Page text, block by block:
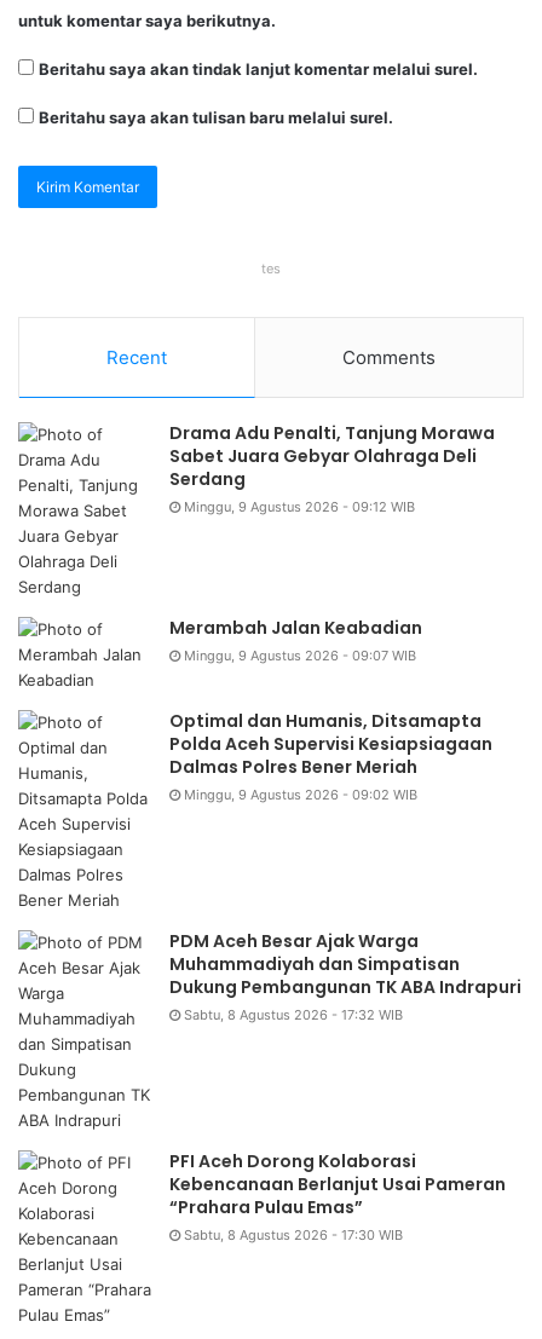
untuk komentar saya berikutnya.
Beritahu saya akan tindak lanjut komentar melalui surel.
Beritahu saya akan tulisan baru melalui surel.
tes
Recent Comments
Drama Adu Penalti, Tanjung Morawa
Sabet Juara Gebyar Olahraga Deli
Serdang
Minggu, 9 Agustus 2026 - 09:12 WIB
Merambah Jalan Keabadian
Minggu, 9 Agustus 2026 - 09:07 WIB
Optimal dan Humanis, Ditsamapta
Polda Aceh Supervisi Kesiapsiagaan
Dalmas Polres Bener Meriah
Minggu, 9 Agustus 2026 - 09:02 WIB
PDM Aceh Besar Ajak Warga
Muhammadiyah dan Simpatisan
Dukung Pembangunan TK ABA Indrapuri
Sabtu, 8 Agustus 2026 - 17:32 WIB
PFI Aceh Dorong Kolaborasi
Kebencanaan Berlanjut Usai Pameran
“Prahara Pulau Emas”
Sabtu, 8 Agustus 2026 - 17:30 WIB